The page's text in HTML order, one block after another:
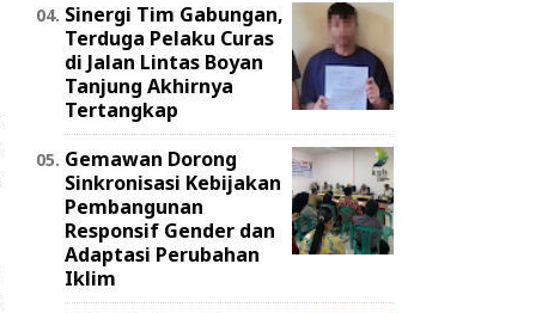
Sinergi Tim Gabungan,
Terduga Pelaku Curas
di Jalan Lintas Boyan
Tanjung Akhirnya
Tertangkap
Gemawan Dorong
Sinkronisasi Kebijakan
Pembangunan
Responsif Gender dan
Adaptasi Perubahan
Iklim